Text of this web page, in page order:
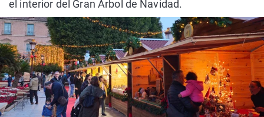
el interior del Gran Árbol de Navidad.